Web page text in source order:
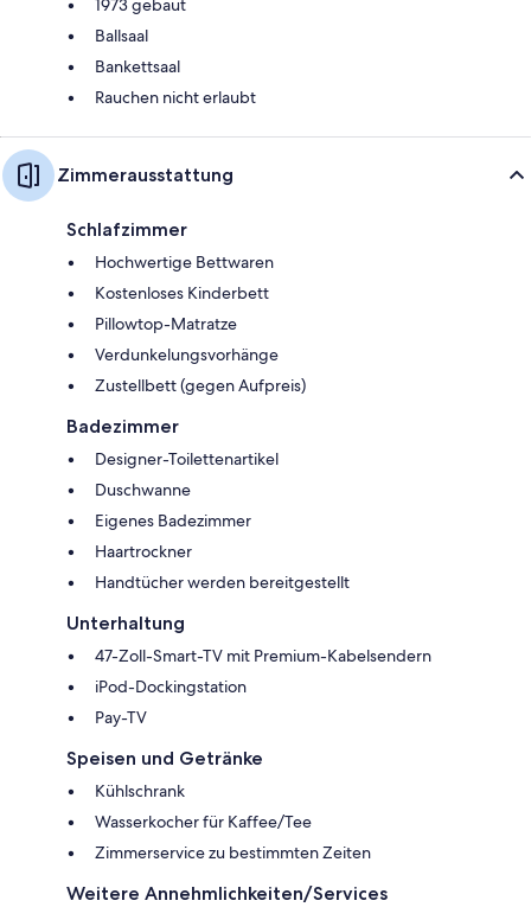
1973 gebaut
Ballsaal
Bankettsaal
Rauchen nicht erlaubt
Zimmerausstattung
Schlafzimmer
Hochwertige Bettwaren
Kostenloses Kinderbett
Pillowtop-Matratze
Verdunkelungsvorhänge
Zustellbett (gegen Aufpreis)
Badezimmer
Designer-Toilettenartikel
Duschwanne
Eigenes Badezimmer
Haartrockner
Handtücher werden bereitgestellt
Unterhaltung
47-Zoll-Smart-TV mit Premium-Kabelsendern
iPod-Dockingstation
Pay-TV
Speisen und Getränke
Kühlschrank
Wasserkocher für Kaffee/Tee
Zimmerservice zu bestimmten Zeiten
Weitere Annehmlichkeiten/Services